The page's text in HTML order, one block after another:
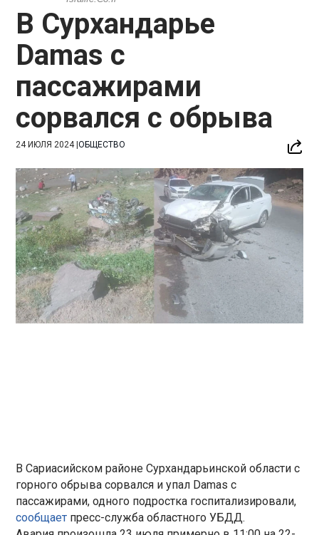
В Сурхандарье
Damas с
пассажирами
сорвался с обрыва
24 ИЮЛЯ 2024|ОБЩЕСТВО
В Сариасийском районе Сурхандарьинской области с
горного обрыва сорвался и упал Damas с
пассажирами, одного подростка госпитализировали,
сообщает пресс-служба областного УБДД.